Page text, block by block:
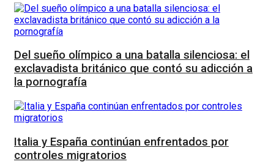
Del sueño olímpico a una batalla silenciosa: el
exclavadista británico que contó su adicción a
la pornografía
Italia y España continúan enfrentados por
controles migratorios